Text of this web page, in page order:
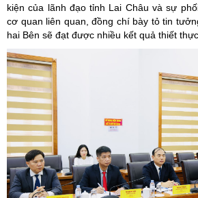
kiện của lãnh đạo tỉnh Lai Châu và sự
cơ quan liên quan, đồng chí bày tỏ tin
hai Bên sẽ đạt được nhiều kết quả thiết